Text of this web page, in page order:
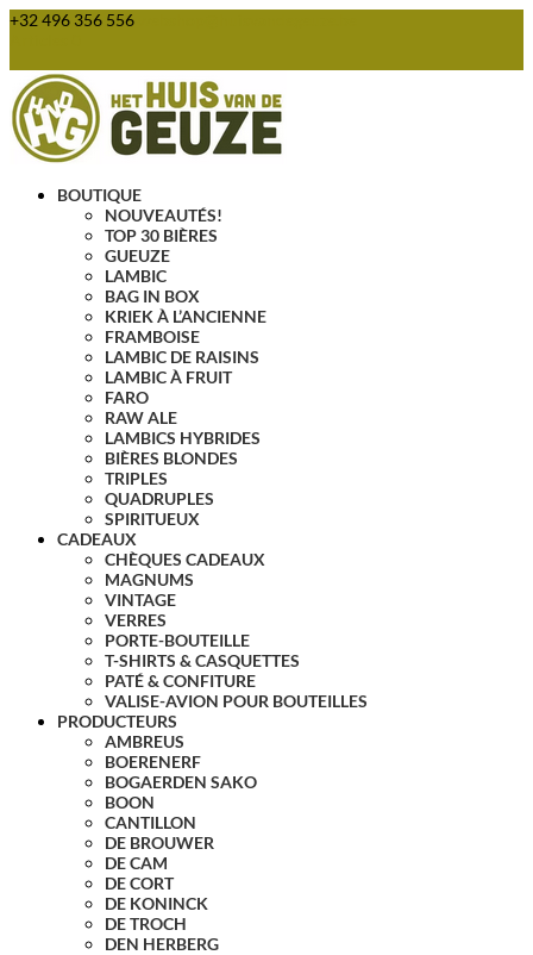
+32 496 356 556
BOUTIQUE
NOUVEAUTÉS!
TOP 30 BIÈRES
GUEUZE
LAMBIC
BAG IN BOX
KRIEK À L’ANCIENNE
FRAMBOISE
LAMBIC DE RAISINS
LAMBIC À FRUIT
FARO
RAW ALE
LAMBICS HYBRIDES
BIÈRES BLONDES
TRIPLES
QUADRUPLES
SPIRITUEUX
CADEAUX
CHÈQUES CADEAUX
MAGNUMS
VINTAGE
VERRES
PORTE-BOUTEILLE
T-SHIRTS & CASQUETTES
PATÉ & CONFITURE
VALISE-AVION POUR BOUTEILLES
PRODUCTEURS
AMBREUS
BOERENERF
BOGAERDEN SAKO
BOON
CANTILLON
DE BROUWER
DE CAM
DE CORT
DE KONINCK
DE TROCH
DEN HERBERG